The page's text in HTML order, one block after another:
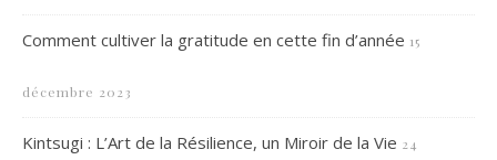
Comment cultiver la gratitude en cette fin d’année 15
décembre 2023
Kintsugi : L’Art de la Résilience, un Miroir de la Vie 24